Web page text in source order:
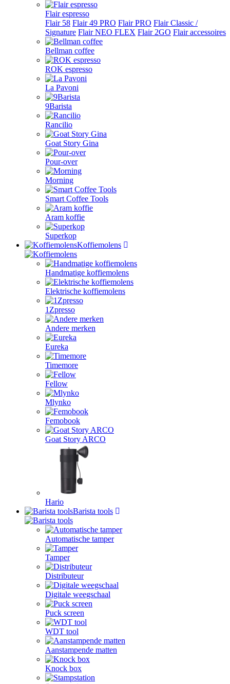
Flair espresso
Flair 58 Flair 49 PRO Flair PRO Flair Classic /
Signature Flair NEO FLEX Flair 2GO Flair accessoires
Bellman coffee
ROK espresso
La Pavoni
9Barista
Rancilio
Goat Story Gina
Pour-over
Morning
Smart Coffee Tools
Aram koffie
Superkop
Koffiemolens
Handmatige koffiemolens
Elektrische koffiemolens
1Zpresso
Andere merken
Eureka
Timemore
Fellow
Mlynko
Femobook
Goat Story ARCO
Hario
Barista tools
Automatische tamper
Tamper
Distributeur
Digitale weegschaal
Puck screen
WDT tool
Aanstampende matten
Knock box